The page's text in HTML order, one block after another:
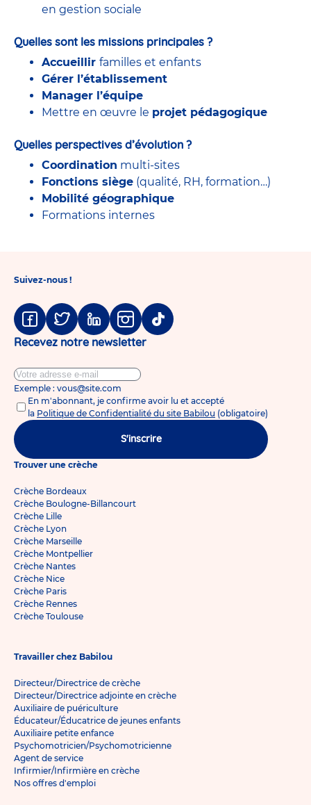
en gestion sociale
Quelles sont les missions principales ?
Accueillir familles et enfants
Gérer l’établissement
Manager l’équipe
Mettre en œuvre le projet pédagogique
Quelles perspectives d’évolution ?
Coordination multi-sites
Fonctions siège (qualité, RH, formation…)
Mobilité géographique
Formations internes
Suivez-nous !
Facebook
TwitterLinkedinInstagram
Tiktok
Recevez notre newsletter
Exemple : vous@site.com
En m'abonnant, je confirme avoir lu et accepté
la Politique de Confidentialité du site Babilou (obligatoire)
S'inscrire
Trouver une crèche
Crèche Bordeaux
Crèche Boulogne-Billancourt
Crèche Lille
Crèche Lyon
Crèche Marseille
Crèche Montpellier
Crèche Nantes
Crèche Nice
Crèche Paris
Crèche Rennes
Crèche Toulouse
Travailler chez Babilou
Directeur/Directrice de crèche
Directeur/Directrice adjointe en crèche
Auxiliaire de puériculture
Éducateur/Éducatrice de jeunes enfants
Auxiliaire petite enfance
Psychomotricien/Psychomotricienne
Agent de service
Infirmier/Infirmière en crèche
Nos offres d'emploi